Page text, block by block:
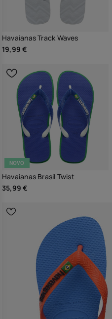
Havaianas Track Waves
19,99 €
NOVO
Havaianas Brasil Twist
35,99 €